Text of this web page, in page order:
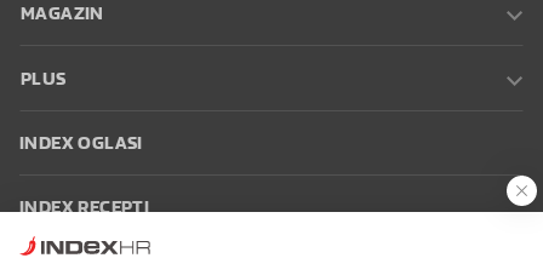
MAGAZIN
PLUS
INDEX OGLASI
INDEX RECEPTI